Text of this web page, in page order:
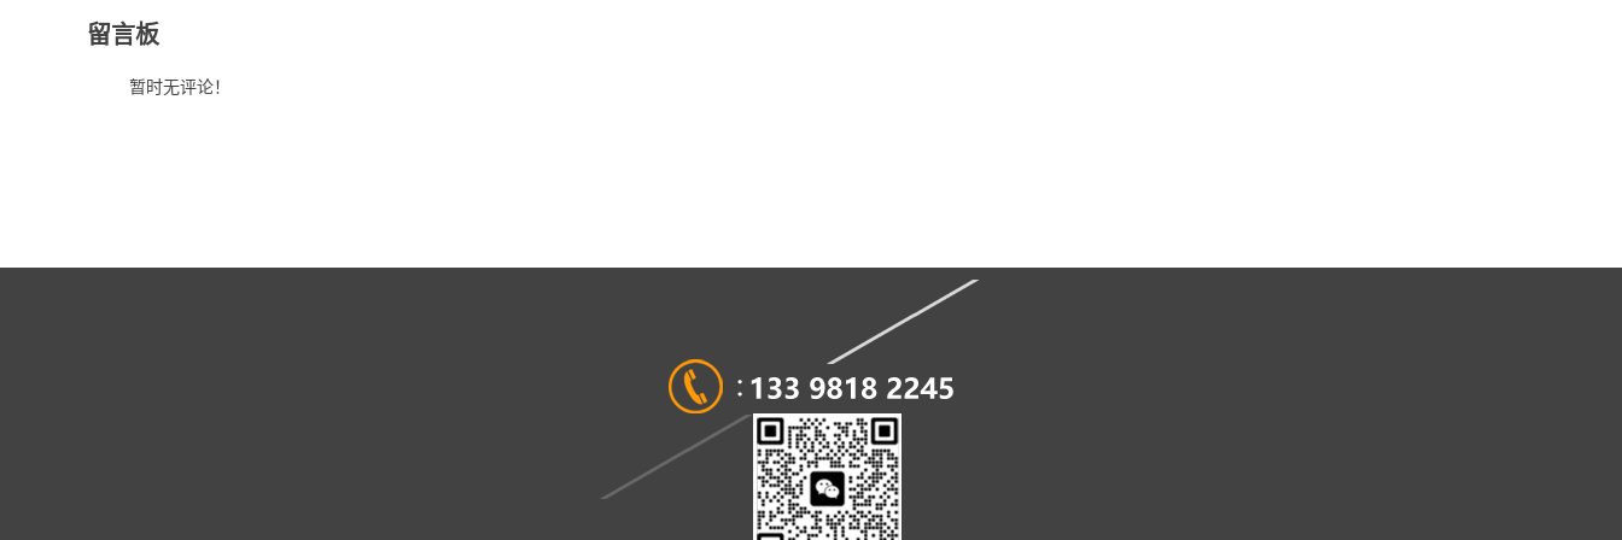
留言板
暂时无评论！